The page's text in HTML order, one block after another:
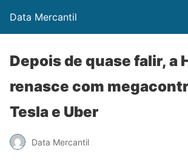
Data Mercantil
Depois de quase falir, a
renasce com
Tesla e Uber
Data Mercantil